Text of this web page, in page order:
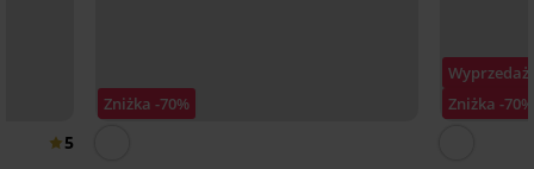
5
Zniżka -70%
Wyprzedaż
Zniżka -70%